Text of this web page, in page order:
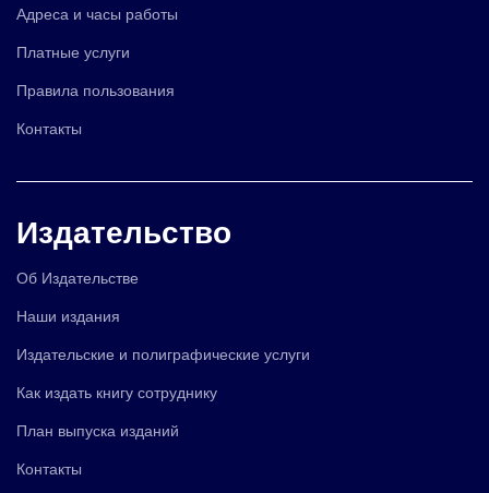
Адреса и часы работы
Платные услуги
Правила пользования
Контакты
Издательство
Об Издательстве
Наши издания
Издательские и полиграфические услуги
Как издать книгу сотруднику
План выпуска изданий
Контакты